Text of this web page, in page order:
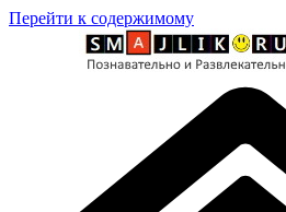
Перейти к содержимому